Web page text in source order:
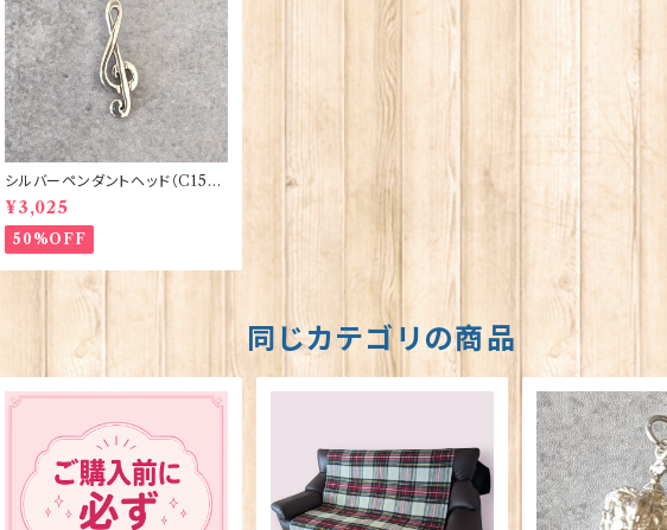
シルバーペンダントヘッド（C157）
ト音記号 ORTAK 70162
¥3,025
50%OFF
同じカテゴリの商品